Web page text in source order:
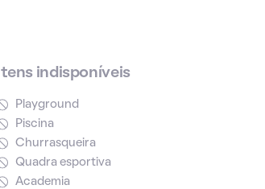
Itens indisponíveis
Playground
Piscina
Churrasqueira
Quadra esportiva
Academia